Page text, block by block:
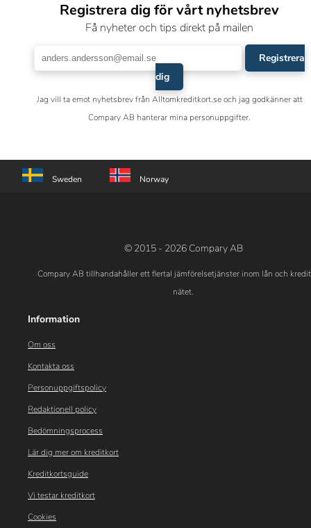
Registrera dig för vårt nyhetsbrev
Få nyheter och tips direkt på mailen
Registrera
dig
Jag vill ta emot nyhetsbrev från Alltomkreditkort.se och jag godkänner att
Compary AB hanterar mina personuppgifter.
Sweden Norway
© 2015 - 2026 Compary AB
Compary AB tillhandahåller ett flertal jämförelsetjänster inom lån och
nätet.
Information
Om oss
Kontakta oss
Personuppgiftspolicy
Redaktionell policy
Bedömningsprocess
Lär dig mer om kreditkort
Kreditkortsguide
Vi testar kreditkort
Cookies